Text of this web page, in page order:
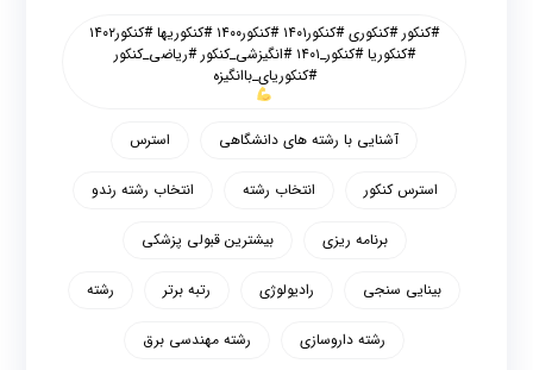
#کنکور #کنکوری #کنکور۱۴۰۱ #کنکور۱۴۰۰ #کنکوریها #کنکور۱۴۰۲
#کنکوریا #کنکور_۱۴۰۱ #انگیزشی_کنکور #ریاضی_کنکور
#کنکوریای_باانگیزه
آشنایی با رشته های دانشگاهی استرس
استرس کنکور انتخاب رشته انتخاب رشته رندو
برنامه ریزی بیشترین قبولی پزشکی
بینایی سنجی رادیولوژی رتبه برتر رشته
رشته داروسازی رشته مهندسی برق